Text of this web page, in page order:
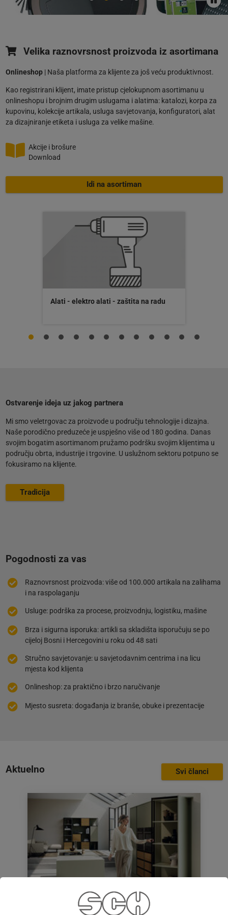
Velika raznovrsnost proizvoda iz asortimana
Onlineshop | Naša platforma za klijente za još veću produktivnost.
Kao registrirani klijent, imate pristup cjelokupnom asortimanu u
onlineshopu i brojnim drugim uslugama i alatima: katalozi, korpa za
kupovinu, kolekcije artikala, usluga savjetovanja, konfiguratori, alat
za dizajniranje etiketa i usluga za velike mašine.
Idi na asortiman
Akcije i brošure
Download
Alati - elektro alati - zaštita na radu
Ostvarenje ideja uz jakog partnera
Mi smo veletrgovac za proizvode u području tehnologije i dizajna.
Naše porodično preduzeće je uspješno više od 180 godina. Danas
svojim bogatim asortimanom pružamo podršku svojim klijentima u
području obrta, industrije i trgovine. U uslužnom sektoru potpuno se
fokusiramo na klijente.
Tradicija
Pogodnosti za vas
Raznovrsnost proizvoda: više od 100.000 artikala na zalihama
i na raspolaganju
Usluge: podrška za procese, proizvodnju, logistiku, mašine
Brza i sigurna isporuka: artikli sa skladišta isporučuju se po
cijeloj Bosni i Hercegovini u roku od 48 sati
Stručno savjetovanje: u savjetodavnim centrima i na licu
mjesta kod klijenta
Onlineshop: za praktično i brzo naručivanje
Mjesto susreta: događanja iz branše, obuke i prezentacije
Aktuelno Svi članci
Hettich FurnSpin: Revolucija u dizajnu